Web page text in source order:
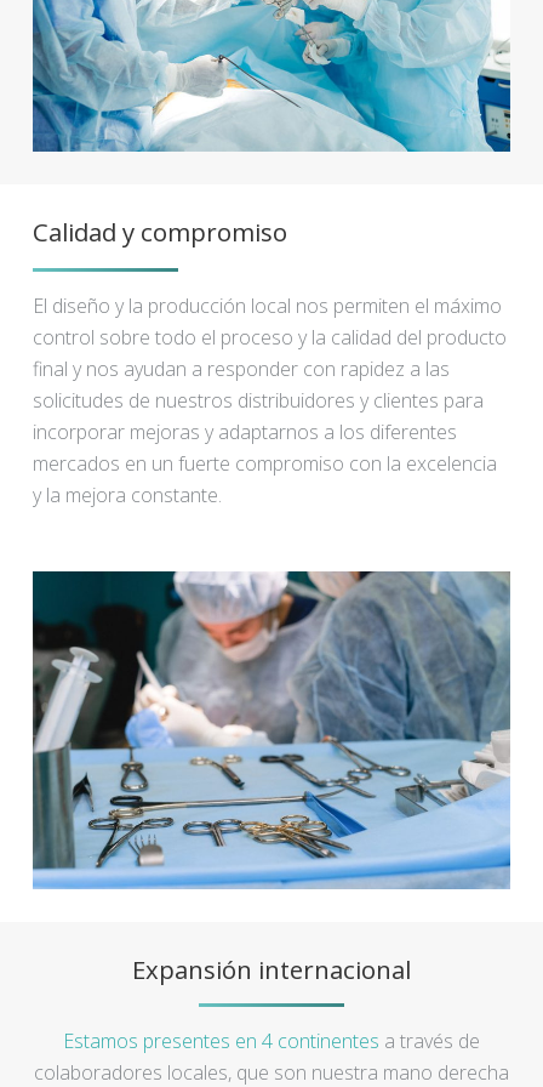
Calidad y compromiso
El diseño y la producción local nos permiten el máximo
control sobre todo el proceso y la calidad del producto
final y nos ayudan a responder con rapidez a las
solicitudes de nuestros distribuidores y clientes para
incorporar mejoras y adaptarnos a los diferentes
mercados en un fuerte compromiso con la excelencia
y la mejora constante.
Expansión internacional
Estamos presentes en 4 continentes a través de
colaboradores locales, que son nuestra mano derecha